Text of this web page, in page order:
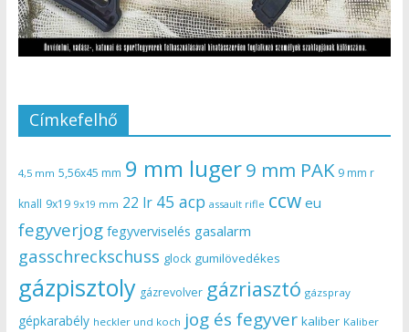
Címkefelhő
4,5 mm 5,56x45 mm 9 mm luger9 mm PAK 9 mm r
knall 9x19 9x19 mm 22 lr 45 acp assault rifle ccw eu
fegyverjog fegyverviselés gasalarm
gasschreckschuss glock gumilövedékes
gázpisztoly gázrevolver gázriasztó gázspray
gépkarabély heckler und koch jog és fegyver kaliber Kaliber